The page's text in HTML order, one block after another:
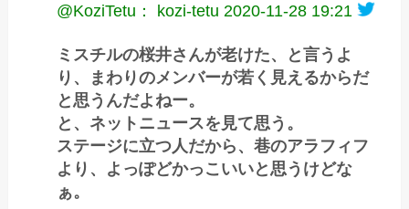
@KoziTetu： kozi-tetu 2020-11-28 19:21
ミスチルの桜井さんが老けた、と言うよ
り、まわりのメンバーが若く見えるからだ
と思うんだよねー。
と、ネットニュースを見て思う。
ステージに立つ人だから、巷のアラフィフ
より、よっぽどかっこいいと思うけどな
ぁ。